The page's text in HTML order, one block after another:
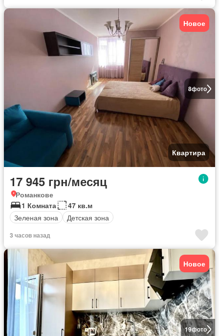
8фото
Новое
Квартира
17 945 грн/месяц
Романкове
1 Комната
47 кв.м
Зеленая зона
Детская зона
3 часов назад
19фото
Новое